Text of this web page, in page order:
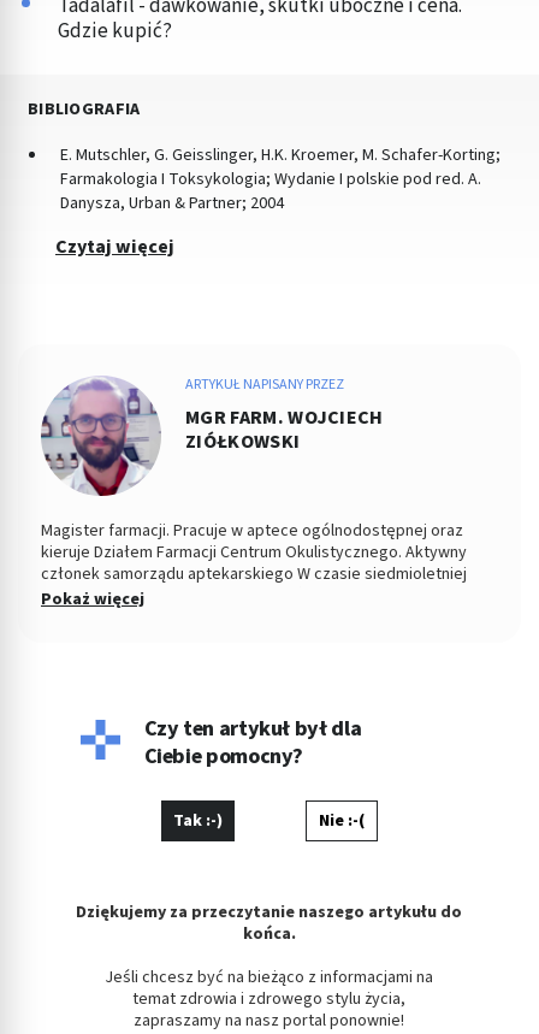
Gdzie kupić?
BIBLIOGRAFIA
E. Mutschler, G. Geisslinger, H.K. Kroemer, M. Schafer-Korting;
Farmakologia I Toksykologia; Wydanie I polskie pod red. A.
Danysza, Urban & Partner; 2004
Czytaj więcej
ARTYKUŁ NAPISANY PRZEZ
MGR FARM. WOJCIECH
ZIÓŁKOWSKI
Magister farmacji. Pracuje w aptece ogólnodostępnej oraz
kieruje Działem Farmacji Centrum Okulistycznego. Aktywny
członek samorządu aptekarskiego W czasie siedmioletniej
pracy zawodowej rozwiązał nieskończoną ilość problemów z
(Evidence Based Medicine). Prywatnie szczęśliwy mąż, tata
Krzysia oraz fan piłki nożnej i gotowania.
Pokaż więcej
Czy ten artykuł był dla
Ciebie pomocny?
Tak :-) Nie :-(
Dziękujemy za przeczytanie naszego artykułu do
końca.
Jeśli chcesz być na bieżąco z informacjami na
temat zdrowia i zdrowego stylu życia,
zapraszamy na nasz portal ponownie!